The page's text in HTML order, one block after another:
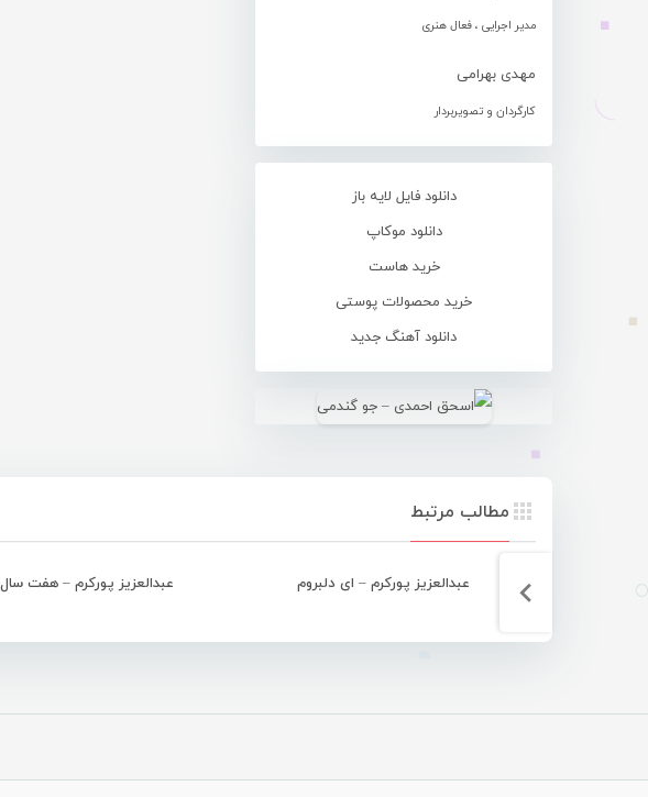
مدیر اجرایی ، فعال هنری
مهدی بهرامی
کارگردان و تصویربردار
دانلود فایل لایه باز
دانلود موکاپ
خرید هاست
خرید محصولات پوستی
دانلود آهنگ جدید
مطالب مرتبط
عبدالعزیز پورکرم – ای دلبروم عبدالعزیز پورکرم – هفت سال